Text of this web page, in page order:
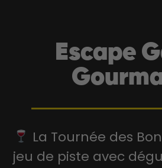
Escape
La Tournée des
jeu de piste avec